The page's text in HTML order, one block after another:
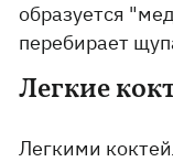
образуется
перебирает
Легкие
Легкими